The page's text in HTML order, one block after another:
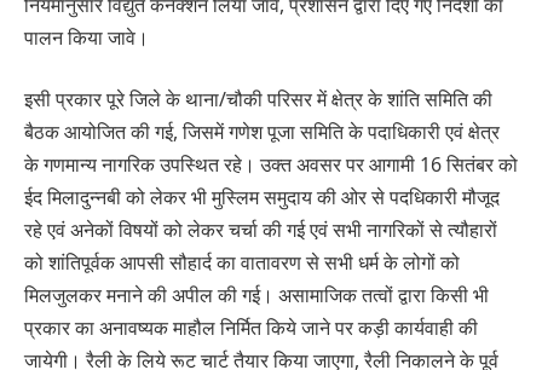
पालन किया जावे।
इसी प्रकार पूरे जिले के थाना/चौकी परिसर में क्षेत्र के शांति समिति की
बैठक आयोजित की गई, जिसमें गणेश पूजा समिति के पदाधिकारी एवं क्षेत्र
के गणमान्य नागरिक उपस्थित रहे। उक्त अवसर पर आगामी 16 सितंबर को
ईद मिलादुन्नबी को लेकर भी मुस्लिम समुदाय की ओर से पदधिकारी मौजूद
रहे एवं अनेकों विषयों को लेकर चर्चा की गई एवं सभी नागरिकों से त्यौहारों
को शांतिपूर्वक आपसी सौहार्द का वातावरण से सभी धर्म के लोगों को
मिलजुलकर मनाने की अपील की गई। असामाजिक तत्वों द्वारा किसी भी
प्रकार का अनावष्यक माहौल निर्मित किये जाने पर कड़ी कार्यवाही की
जायेगी। रैली के लिये रूट चार्ट तैयार किया जाएगा, रैली निकालने के पूर्व